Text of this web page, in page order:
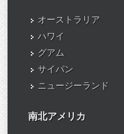
オーストラリア
ハワイ
グアム
サイパン
ニュージーランド
南北アメリカ